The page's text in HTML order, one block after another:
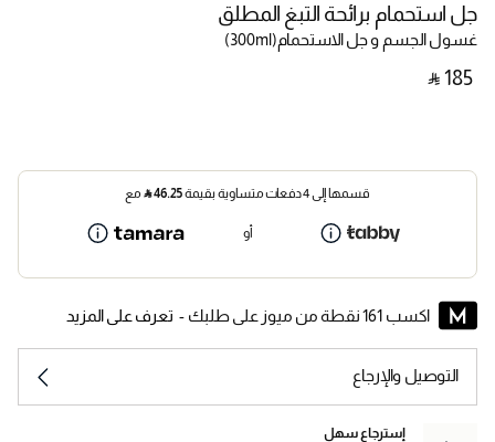
جل استحمام برائحة التبغ المطلق
غسول الجسم و جل الاستحمام(300ml)
‎ ⃁ ⁦185⁩ ‎
قسمها إلى 4 دفعات متساوية بقيمة 46.25
⃁ مع
أو
اكسب 161 نقطة من ميوز على طلبك - تعرف على المزيد
التوصيل والإرجاع
إسترجاع سهل